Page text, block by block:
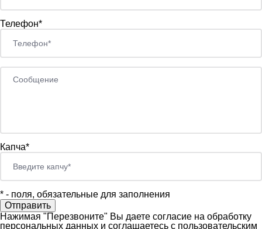
Телефон*
Капча*
* - поля, обязательные для заполнения
Нажимая "Перезвоните" Вы даете согласие на обработку
персональных данных и соглашаетесь c пользовательским